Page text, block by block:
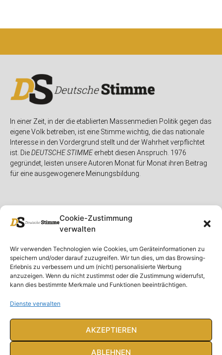
Cookie-Zustimmung
verwalten
Wir verwenden Technologien wie Cookies, um Geräteinformationen zu
speichern und/oder darauf zuzugreifen. Wir tun dies, um das Browsing-
Erlebnis zu verbessern und um (nicht) personalisierte Werbung
anzuzeigen. Wenn du nicht zustimmst oder die Zustimmung widerrufst,
kann dies bestimmte Merkmale und Funktionen beeinträchtigen.
Dienste verwalten
AKZEPTIEREN
ABLEHNEN
In einer Zeit, in der die etablierten Massenmedien Politik gegen das
eigene Volk betreiben, ist eine Stimme wichtig, die das nationale
Interesse in den Vordergrund stellt und der Wahrheit verpflichtet
ist. DieDEUTSCHE STIMMEerhebt diesen Anspruch. 1976
gegründet, leisten unsere Autoren Monat für Monat ihren Beitrag
für eine ausgewogenere Meinungsbildung.
Unser Magazin
Spenden
Ausgaben
Abonnieren
Rubriken
Deutschland
Ausland
Feuilleton
Rechtliches
Rechtliche Hinweise
Impressum
Datenschutzerklärung